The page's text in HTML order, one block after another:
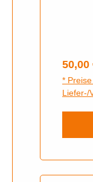
50,00
*
Liefer-/